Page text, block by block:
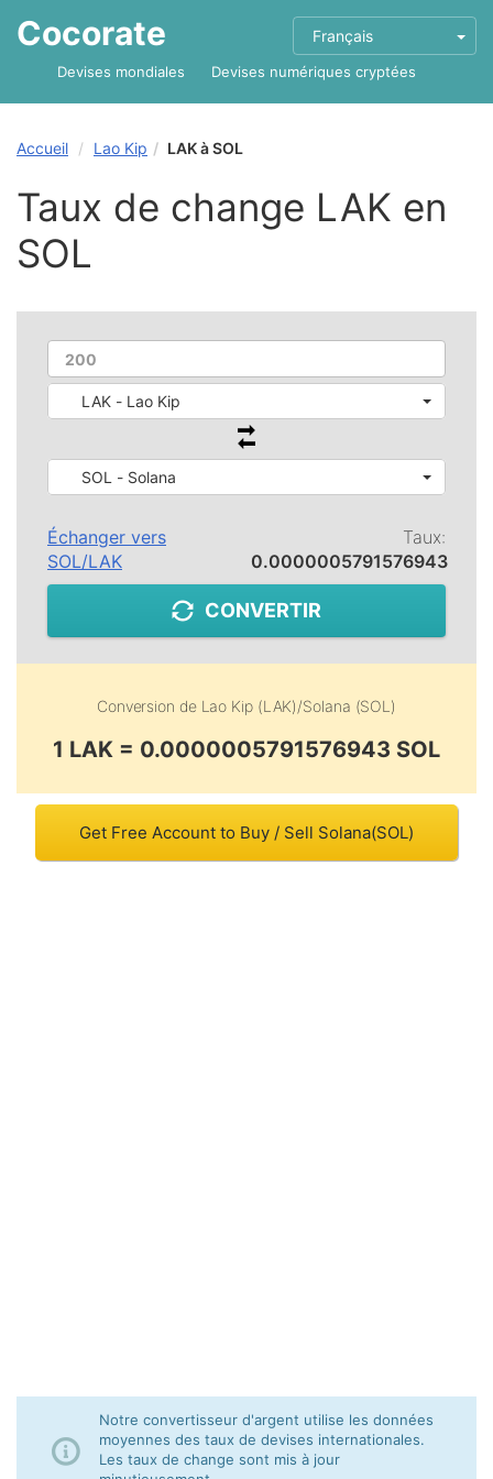
Cocorate Français
Devises mondiales Devises numériques cryptées
Accueil Lao Kip LAK à SOL
Taux de change LAK en
SOL
LAK - Lao Kip
SOL - Solana
Échanger vers
SOL/LAK
Taux:
0.0000005791576943
CONVERTIR
Conversion de Lao Kip (LAK)/Solana (SOL)
1 LAK = 0.0000005791576943 SOL
Get Free Account to Buy / Sell Solana(SOL)
Notre convertisseur d'argent utilise les données
moyennes des taux de devises internationales.
Les taux de change sont mis à jour